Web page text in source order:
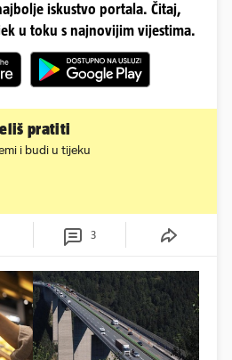
iskustvo portala. Čitaj,
u toku s najnovijim vijestima.
pratiti
i budi u tijeku
3